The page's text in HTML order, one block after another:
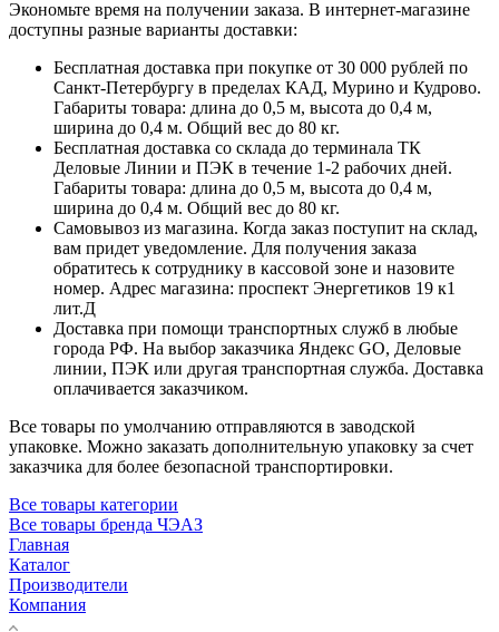
Экономьте время на получении заказа. В интернет-магазине
доступны разные варианты доставки:
Бесплатная доставка при покупке от 30 000 рублей по
Санкт-Петербургу в пределах КАД, Мурино и Кудрово.
Габариты товара: длина до 0,5 м, высота до 0,4 м,
ширина до 0,4 м. Общий вес до 80 кг.
Бесплатная доставка со склада до терминала ТК
Деловые Линии и ПЭК в течение 1-2 рабочих дней.
Габариты товара: длина до 0,5 м, высота до 0,4 м,
ширина до 0,4 м. Общий вес до 80 кг.
Самовывоз из магазина. Когда заказ поступит на склад,
вам придет уведомление. Для получения заказа
обратитесь к сотруднику в кассовой зоне и назовите
номер. Адрес магазина: проспект Энергетиков 19 к1
лит.Д
Доставка при помощи транспортных служб в любые
города РФ. На выбор заказчика Яндекс GO, Деловые
линии, ПЭК или другая транспортная служба. Доставка
оплачивается заказчиком.
Все товары по умолчанию отправляются в заводской
упаковке. Можно заказать дополнительную упаковку за счет
заказчика для более безопасной транспортировки.
Все товары категории
Все товары бренда ЧЭАЗ
Главная
Каталог
Производители
Компания